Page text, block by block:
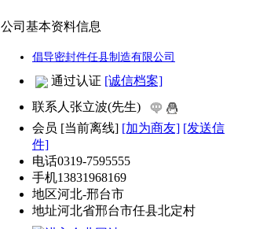
公司基本资料信息
倡导密封件任县制造有限公司
通过认证 [诚信档案]
联系人 张立波(先生)
会员 [当前离线] [加为商友] [发送信
件]
电话0319-7595555
手机13831968169
地区河北-邢台市
地址河北省邢台市任县北定村